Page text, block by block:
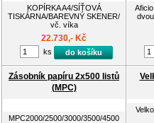
KOPÍRKA A4/SÍŤOVÁ
TISKÁRNA/BAREVNÝ SKENER/
vč. víka
22.730,- Kč
ks do košíku
Zásobník papíru 2x500 listů
(MPC)
MPC2000/2500/3000/3500/4500